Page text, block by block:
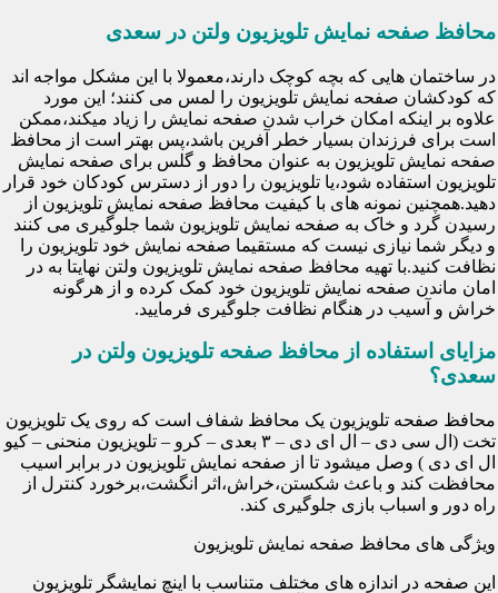
محافظ صفحه نمایش تلویزیون ولتن در سعدی
در ساختمان هایی که بچه کوچک دارند،معمولا با این مشکل مواجه اند
که کودکشان صفحه نمایش تلویزیون را لمس می کنند؛ این مورد
علاوه بر اینکه امکان خراب شدن صفحه نمایش را زیاد میکند،ممکن
است برای فرزندان بسیار خطر آفرین باشد،پس بهتر است از محافظ
صفحه نمایش تلویزیون به عنوان محافظ و گلس برای صفحه نمایش
تلویزیون استفاده شود،یا تلویزیون را دور از دسترس کودکان خود قرار
دهید.همچنین نمونه های با کیفیت محافظ صفحه نمایش تلویزیون از
رسیدن گرد و خاک به صفحه نمایش تلویزیون شما جلوگیری می کنند
و دیگر شما نیازی نیست که مستقیما صفحه نمایش خود تلویزیون را
نظافت کنید.با تهیه محافظ صفحه نمایش تلویزیون ولتن نهایتا به در
امان ماندن صفحه نمایش تلویزیون خود کمک کرده و از هرگونه
خراش و آسیب در هنگام نظافت جلوگیری فرمایید.
مزایای استفاده از محافظ صفحه تلویزیون ولتن در
سعدی؟
محافظ صفحه تلویزیون یک محافظ شفاف است که روی یک تلویزیون
تخت (ال سی دی – ال ای دی – ۳ بعدی – کرو – تلویزیون منحنی – کیو
ال ای دی ) وصل میشود تا از صفحه نمایش تلویزیون در برابر اسیب
محافظت کند و باعث شکستن،خراش،اثر انگشت،برخورد کنترل از
راه دور و اسباب بازی جلوگیری کند.
ویژگی های محافظ صفحه نمایش تلویزیون
این صفحه در اندازه های مختلف متناسب با اینچ نمایشگر تلویزیون